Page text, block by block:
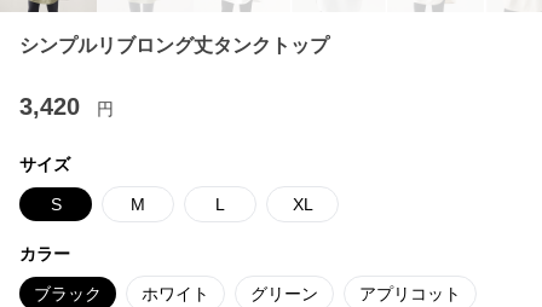
シンプルリブロング丈タンクトップ
3,420 円
サイズ
S M L XL
カラー
ブラック ホワイト グリーン アプリコット